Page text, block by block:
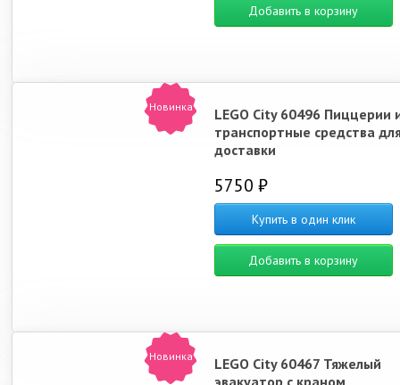
Добавить в корзину
Новинка
LEGO City 60496 Пиццерии
транспортные средства
доставки
5750 ₽
Купить в один клик
Добавить в корзину
Новинка
LEGO City 60467 Тяжелый
эвакуатор с краном